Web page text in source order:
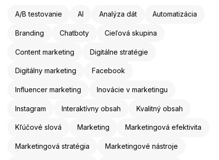
A/B testovanie AI Analýza dát Automatizácia
Branding Chatboty Cieľová skupina
Content marketing Digitálne stratégie
Digitálny marketing Facebook
Influencer marketing Inovácie v marketingu
Instagram Interaktívny obsah Kvalitný obsah
Kľúčové slová Marketing Marketingová efektivita
Marketingová stratégia Marketingové nástroje